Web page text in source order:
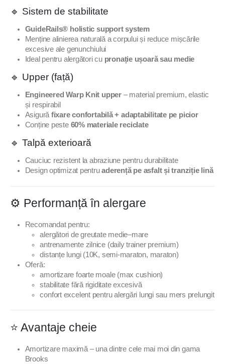
🔹 Sistem de stabilitate
GuideRails® holistic support system
Menține alinierea naturală a corpului și reduce mișcările
excesive ale genunchiului
Ideal pentru alergători cu pronație ușoară sau medie
🔹 Upper (față)
Engineered Warp Knit upper– material premium, elastic
și respirabil
Asigurăfixare confortabilă + adaptabilitate pe picior
Conține peste 60% materiale reciclate
🔹 Talpă exterioară
Cauciuc rezistent la abraziune pentru durabilitate
Design optimizat pentruaderență pe asfalt și tranziție lină
⚙️ Performanță în alergare
Recomandat pentru:
alergători de greutate medie–mare
antrenamente zilnice (daily trainer premium)
distanțe lungi (10K, semi-maraton, maraton)
Oferă:
amortizare foarte moale (max cushion)
stabilitate fără rigiditate excesivă
confort excelent pentru alergări lungi sau mers prelungit
⭐ Avantaje cheie
Amortizare maximă – una dintre cele mai moi din gama
Brooks